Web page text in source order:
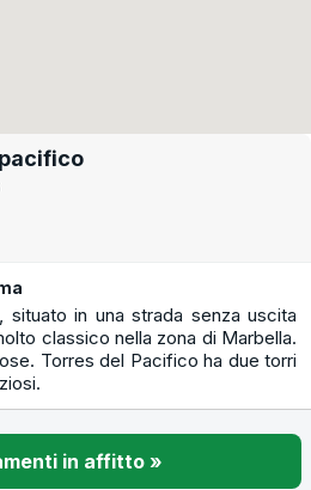
situato in una strada senza uscita
classico nella zona di Marbella.
Torres del Pacifico ha due torri
in affitto »